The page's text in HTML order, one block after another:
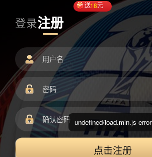
登录注册
送18元
点击注册
undefined/load.min.js error